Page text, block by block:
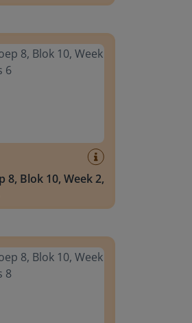
8, Blok 10, Week 2,